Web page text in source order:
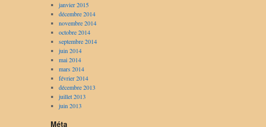
janvier 2015
décembre 2014
novembre 2014
octobre 2014
septembre 2014
juin 2014
mai 2014
mars 2014
février 2014
décembre 2013
juillet 2013
juin 2013
Méta